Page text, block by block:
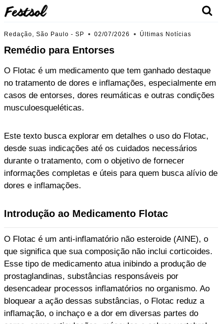
Skip
to
content
Redação, São Paulo - SP 02/07/2026 Últimas Notícias
Remédio para Entorses
O Flotac é um medicamento que tem ganhado destaque
no tratamento de dores e inflamações, especialmente em
casos de entorses, dores reumáticas e outras condições
musculoesqueléticas.
Este texto busca explorar em detalhes o uso do Flotac,
desde suas indicações até os cuidados necessários
durante o tratamento, com o objetivo de fornecer
informações completas e úteis para quem busca alívio de
dores e inflamações.
Introdução ao Medicamento Flotac
O Flotac é um anti-inflamatório não esteroide (AINE), o
que significa que sua composição não inclui corticoides.
Esse tipo de medicamento atua inibindo a produção de
prostaglandinas, substâncias responsáveis por
desencadear processos inflamatórios no organismo. Ao
bloquear a ação dessas substâncias, o Flotac reduz a
inflamação, o inchaço e a dor em diversas partes do